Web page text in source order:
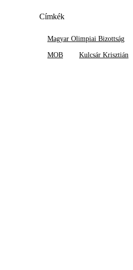
Címkék
Magyar Olimpiai Bizottság
MOB Kulcsár Krisztián